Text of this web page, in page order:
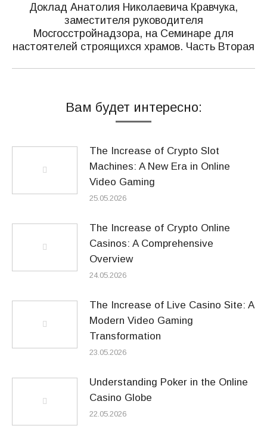
Следующая
запись:
Доклад Анатолия Николаевича Кравчука,
заместителя руководителя
Мосгосстройнадзора, на Семинаре для
настоятелей строящихся храмов. Часть Вторая
Вам будет интересно:
The Increase of Crypto Slot
Machines: A New Era in Online
Video Gaming
25.05.2026
The Increase of Crypto Online
Casinos: A Comprehensive
Overview
24.05.2026
The Increase of Live Casino Site: A
Modern Video Gaming
Transformation
23.05.2026
Understanding Poker in the Online
Casino Globe
22.05.2026